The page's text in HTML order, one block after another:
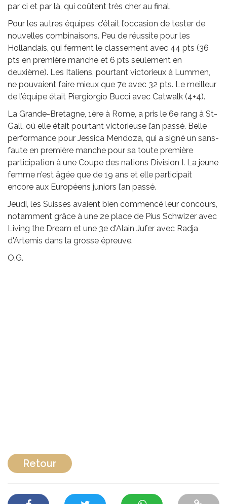
par ci et par là, qui coûtent très cher au final.
Pour les autres équipes, c’était l’occasion de tester de
nouvelles combinaisons. Peu de réussite pour les
Hollandais, qui ferment le classement avec 44 pts (36
pts en première manche et 6 pts seulement en
deuxième). Les Italiens, pourtant victorieux à Lummen,
ne pouvaient faire mieux que 7e avec 32 pts. Le meilleur
de l’équipe était Piergiorgio Bucci avec Catwalk (4+4).
La Grande-Bretagne, 1ère à Rome, a pris le 6e rang à St-
Gall, où elle était pourtant victorieuse l’an passé. Belle
performance pour Jessica Mendoza, qui a signé un sans-
faute en première manche pour sa toute première
participation à une Coupe des nations Division I. La jeune
femme n’est âgée que de 19 ans et elle participait
encore aux Européens juniors l’an passé.
Jeudi, les Suisses avaient bien commencé leur concours,
notamment grâce à une 2e place de Pius Schwizer avec
Living the Dream et une 3e d'Alain Jufer avec Radja
d'Artemis dans la grosse épreuve.
O.G.
Retour